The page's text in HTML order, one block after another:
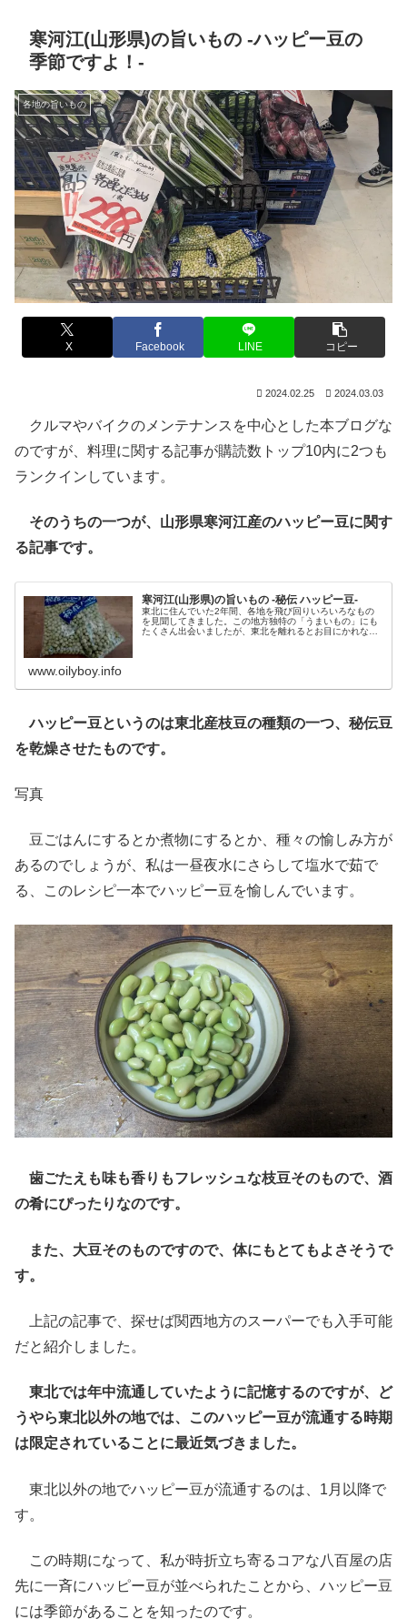
寒河江(山形県)の旨いもの -ハッピー豆の
季節ですよ！-
各地の旨いもの
X Facebook LINE コピー
2024.02.25 2024.03.03
クルマやバイクのメンテナンスを中心とした本ブログな
のですが、料理に関する記事が購読数トップ10内に2つも
ランクインしています。
そのうちの一つが、山形県寒河江産のハッピー豆に関す
る記事です。
寒河江(山形県)の旨いもの -秘伝 ハッピー豆-
東北に住んでいた2年間、各地を飛び回りいろいろなもの
を見聞してきました。この地方独特の「うまいもの」にも
たくさん出会いましたが、東北を離れるとお目にかれない
www.oilyboy.info
ハッピー豆というのは東北産枝豆の種類の一つ、秘伝豆
を乾燥させたものです。
写真
豆ごはんにするとか煮物にするとか、種々の愉しみ方が
あるのでしょうが、私は一昼夜水にさらして塩水で茹で
る、このレシピ一本でハッピー豆を愉しんでいます。
歯ごたえも味も香りもフレッシュな枝豆そのもので、酒
の肴にぴったりなのです。
また、大豆そのものですので、体にもとてもよさそうで
す。
上記の記事で、探せば関西地方のスーパーでも入手可能
だと紹介しました。
東北では年中流通していたように記憶するのですが、ど
うやら東北以外の地では、このハッピー豆が流通する時期
は限定されていることに最近気づきました。
東北以外の地でハッピー豆が流通するのは、1月以降で
す。
この時期になって、私が時折立ち寄るコアな八百屋の店
先に一斉にハッピー豆が並べられたことから、ハッピー豆
には季節があることを知ったのです。